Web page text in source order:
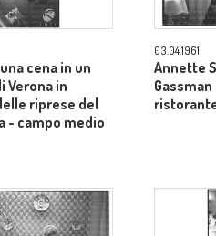
cena in un
Verona in
riprese del
- campo medio
03.04.1961
Annette